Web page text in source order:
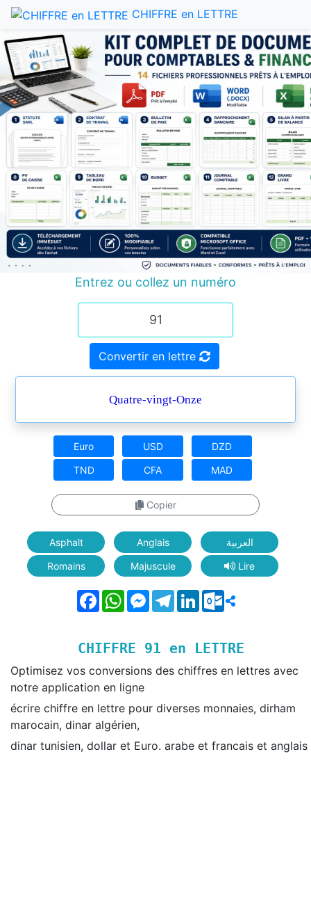
CHIFFRE en LETTRE
Entrez ou collez un numéro
Convertir en lettre
Quatre-vingt-Onze
Euro USD
DZD
TND
CFA MAD
Copier
Asphalt Anglais
العربية
Romains
Majuscule Lire
FacebookWhatsAppMessenger
Telegram
LinkedInOutlook.com
CHIFFRE 91 en LETTRE
Optimisez vos conversions des chiffres en lettres avec
notre application en ligne
écrire chiffre en lettre pour diverses monnaies, dirham
marocain, dinar algérien,
dinar tunisien, dollar et Euro. arabe et francais et anglais